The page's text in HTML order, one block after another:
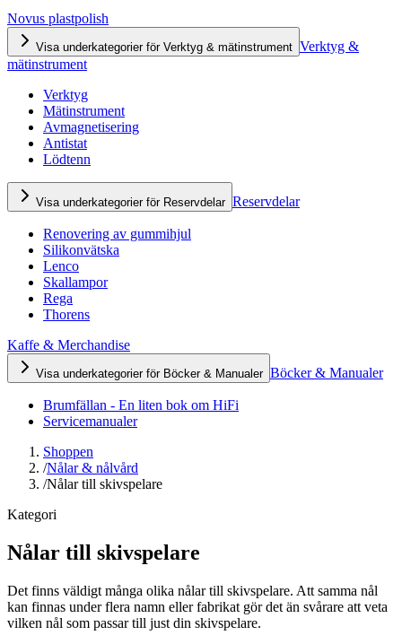
Novus plastpolish
Visa underkategorier för Verktyg & mätinstrument Verktyg &
mätinstrument
Verktyg
Mätinstrument
Avmagnetisering
Antistat
Lödtenn
Visa underkategorier för Reservdelar Reservdelar
Renovering av gummihjul
Silikonvätska
Lenco
Skallampor
Rega
Thorens
Kaffe & Merchandise
Visa underkategorier för Böcker & Manualer Böcker & Manualer
Brumfällan - En liten bok om HiFi
Servicemanualer
Shoppen
/Nålar & nålvård
/Nålar till skivspelare
Kategori
Nålar till skivspelare
Det finns väldigt många olika nålar till skivspelare. Att samma nål
kan finnas under flera namn eller fabrikat gör det än svårare att veta
vilken nål som passar till just din skivspelare.